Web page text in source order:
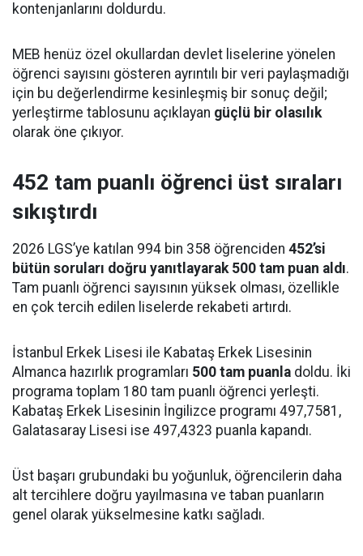
kontenjanlarını doldurdu.
MEB henüz özel okullardan devlet liselerine yönelen
öğrenci sayısını gösteren ayrıntılı bir veri paylaşmadığı
için bu değerlendirme kesinleşmiş bir sonuç değil;
yerleştirme tablosunu açıklayan güçlü bir olasılık
olarak öne çıkıyor.
452 tam puanlı öğrenci üst sıraları
sıkıştırdı
2026 LGS’ye katılan 994 bin 358 öğrenciden 452’si
bütün soruları doğru yanıtlayarak 500 tam puan aldı.
Tam puanlı öğrenci sayısının yüksek olması, özellikle
en çok tercih edilen liselerde rekabeti artırdı.
İstanbul Erkek Lisesi ile Kabataş Erkek Lisesinin
Almanca hazırlık programları 500 tam puanla doldu. İki
programa toplam 180 tam puanlı öğrenci yerleşti.
Kabataş Erkek Lisesinin İngilizce programı 497,7581,
Galatasaray Lisesi ise 497,4323 puanla kapandı.
Üst başarı grubundaki bu yoğunluk, öğrencilerin daha
alt tercihlere doğru yayılmasına ve taban puanların
genel olarak yükselmesine katkı sağladı.